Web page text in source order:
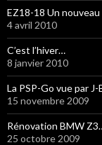
EZ18-18 Un nouveau
4 avril 2010
C’est l’hiver…
8 janvier 2010
La PSP-Go vue par J-
15 novembre 2009
Rénovation BMW
25 octobre 2009